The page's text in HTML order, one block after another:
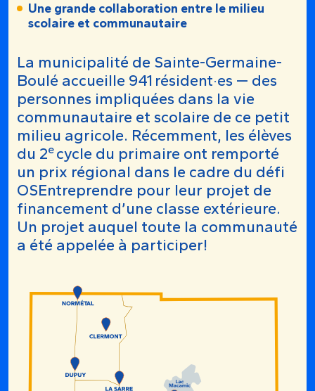
Une grande collaboration entre le milieu
scolaire et communautaire
La municipalité de Sainte-Germaine-
Boulé accueille 941 résident·es — des
personnes impliquées dans la vie
communautaire et scolaire de ce petit
milieu agricole. Récemment, les élèves
du 2e cycle du primaire ont remporté
un prix régional dans le cadre du défi
OSEntreprendre pour leur projet de
financement d’une classe extérieure.
Un projet auquel toute la communauté
a été appelée à participer!